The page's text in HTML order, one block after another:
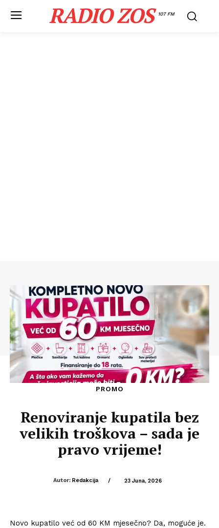
RADIO ZOS 107 FM
PROMO
Renoviranje kupatila bez
velikih troškova – sada je
pravo vrijeme!
Autor: Redakcija / 23 Juna, 2026
Novo kupatilo već od 60 KM mjesečno? Da, moguće je.